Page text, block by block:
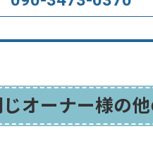
じオーナー様の